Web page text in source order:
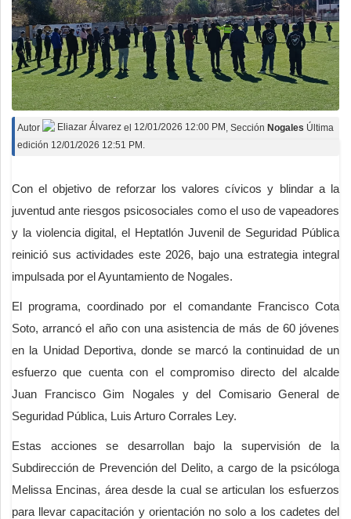
Autor Eliazar Álvarez el 12/01/2026 12:00 PM , Sección Nogales Última
edición 12/01/2026 12:51 PM.
Con el objetivo de reforzar los valores cívicos y blindar a la
juventud ante riesgos psicosociales como el uso de vapeadores
y la violencia digital, el Heptatlón Juvenil de Seguridad Pública
reinició sus actividades este 2026, bajo una estrategia integral
impulsada por el Ayuntamiento de Nogales.
El programa, coordinado por el comandante Francisco Cota
Soto, arrancó el año con una asistencia de más de 60 jóvenes
en la Unidad Deportiva, donde se marcó la continuidad de un
esfuerzo que cuenta con el compromiso directo del alcalde
Juan Francisco Gim Nogales y del Comisario General de
Seguridad Pública, Luis Arturo Corrales Ley.
Estas acciones se desarrollan bajo la supervisión de la
Subdirección de Prevención del Delito, a cargo de la psicóloga
Melissa Encinas, área desde la cual se articulan los esfuerzos
para llevar capacitación y orientación no solo a los cadetes del